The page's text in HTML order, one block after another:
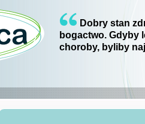
Dobry stan
bogactwo. Gdyby
choroby, byliby